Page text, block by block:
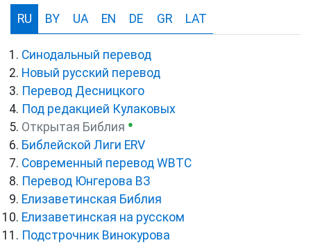
RU BY UA EN DE GR LAT
Синодальный перевод
Новый русский перевод
Перевод Десницкого
Под редакцией Кулаковых
Открытая Библия ●
Библейской Лиги ERV
Cовременный перевод WBTC
Перевод Юнгерова ВЗ
Елизаветинская Библия
Елизаветинская на русском
Подстрочник Винокурова